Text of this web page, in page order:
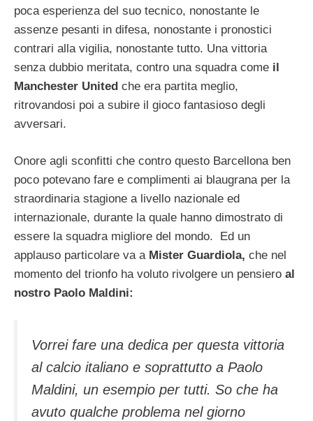
poca esperienza del suo tecnico, nonostante le
assenze pesanti in difesa, nonostante i pronostici
contrari alla vigilia, nonostante tutto. Una vittoria
senza dubbio meritata, contro una squadra come il
Manchester United che era partita meglio,
ritrovandosi poi a subire il gioco fantasioso degli
avversari.
Onore agli sconfitti che contro questo Barcellona ben
poco potevano fare e complimenti ai blaugrana per la
straordinaria stagione a livello nazionale ed
internazionale, durante la quale hanno dimostrato di
essere la squadra migliore del mondo. Ed un
applauso particolare va a Mister Guardiola, che nel
momento del trionfo ha voluto rivolgere un pensiero al
nostro Paolo Maldini:
Vorrei fare una dedica per questa vittoria
al calcio italiano e soprattutto a Paolo
Maldini, un esempio per tutti. So che ha
avuto qualche problema nel giorno